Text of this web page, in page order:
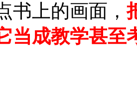
书上的画面，
当成教学甚至